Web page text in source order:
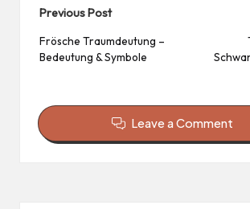
Post
navigation
Previous Post
Frösche Traumdeutung –
Bedeutung & Symbole
Leave a Comment